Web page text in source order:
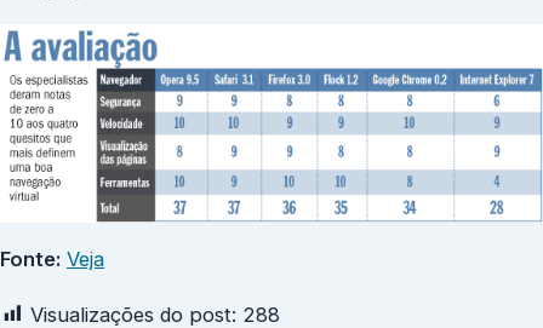
Fonte: Veja
Visualizações do post: 288